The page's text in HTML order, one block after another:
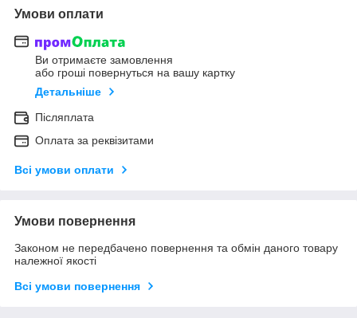
Умови оплати
Ви отримаєте замовлення
або гроші повернуться на вашу картку
Детальніше
Післяплата
Оплата за реквізитами
Всі умови оплати
Умови повернення
Законом не передбачено повернення та обмін даного товару
належної якості
Всі умови повернення